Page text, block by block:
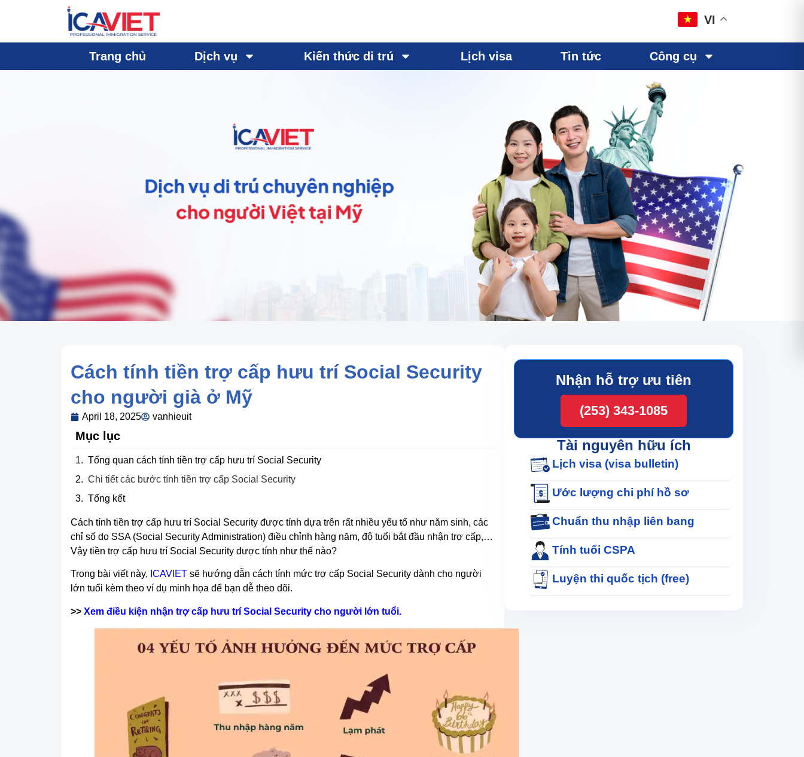
VI
Trang chủ Dịch vụ Kiến thức di trú Lịch visa Tin tức Công cụ
Cách tính tiền trợ cấp hưu trí Social Security
cho người già ở Mỹ
April 18, 2025 vanhieuit
Mục lục
Tổng quan cách tính tiền trợ cấp hưu trí Social Security
Chi tiết các bước tính tiền trợ cấp Social Security
Tổng kết
Cách tính tiền trợ cấp hưu trí Social Security được tính dựa trên rất nhiều yếu tố như năm sinh, các
chỉ số do SSA (Social Security Administration) điều chỉnh hàng năm, độ tuổi bắt đầu nhận trợ cấp,…
Vậy tiền trợ cấp hưu trí Social Security được tính như thế nào?
Trong bài viết này, ICAVIET sẽ hướng dẫn cách tính mức trợ cấp Social Security dành cho người
lớn tuổi kèm theo ví dụ minh họa để bạn dễ theo dõi.
>> Xem điều kiện nhận trợ cấp hưu trí Social Security cho người lớn tuổi.
Nhận hỗ trợ ưu tiên
(253) 343-1085
Tài nguyên hữu ích
Lịch visa (visa bulletin)
Ước lượng chi phí hồ sơ
Chuẩn thu nhập liên bang
Tính tuổi CSPA
Luyện thi quốc tịch (free)